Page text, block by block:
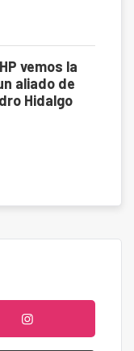
vemos la
aliado de
Hidalgo